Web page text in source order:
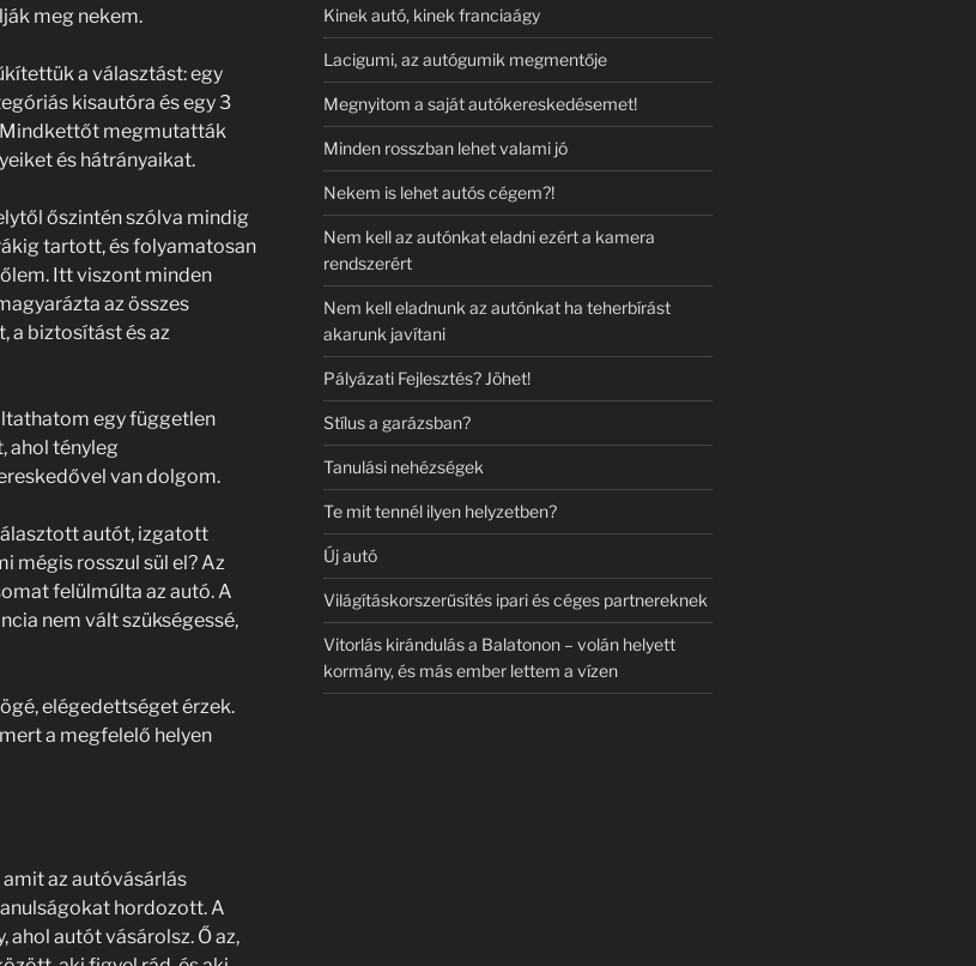
meg nekem.
a választást: egy
kisautóra és egy 3
megmutatták
és hátrányaikat.
őszintén szólva mindig
tartott, és folyamatosan
Itt viszont minden
az összes
a biztosítást és az
egy független
ahol tényleg
van dolgom.
autót, izgatott
mégis rosszul sül el? Az
felülmúlta az autó. A
nem vált szükségessé,
elégedettséget érzek.
a megfelelő helyen
az autóvásárlás
hordozott. A
autót vásárolsz. Ő az,
Kinek autó, kinek franciaágy
Lacigumi, az autógumik megmentője
Megnyitom a saját autókereskedésemet!
Minden rosszban lehet valami jó
Nekem is lehet autós cégem?!
Nem kell az autónkat eladni ezért a kamera
rendszerért
Nem kell eladnunk az autónkat ha teherbírást
akarunk javítani
Pályázati Fejlesztés? Jöhet!
Stílus a garázsban?
Tanulási nehézségek
Te mit tennél ilyen helyzetben?
Új autó
Világításkorszerűsítés ipari és céges partnereknek
Vitorlás kirándulás a Balatonon – volán helyett
kormány, és más ember lettem a vízen